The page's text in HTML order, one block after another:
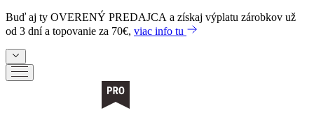
Buď aj ty OVERENÝ PREDAJCA a získaj výplatu zárobkov už
od 3 dní a topovanie za 70€, viac info tu